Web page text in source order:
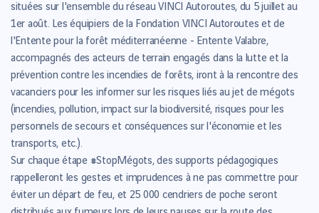
situées sur l'ensemble du réseau VINCI Autoroutes, du 5 juillet au
1er août. Les équipiers de la Fondation VINCI Autoroutes et de
l'Entente pour la forêt méditerranéenne - Entente Valabre,
accompagnés des acteurs de terrain engagés dans la lutte et la
prévention contre les incendies de forêts, iront à la rencontre des
vacanciers pour les informer sur les risques liés au jet de mégots
(incendies, pollution, impact sur la biodiversité, risques pour les
personnels de secours et conséquences sur l'économie et les
transports, etc.).
Sur chaque étape #StopMégots, des supports pédagogiques
rappelleront les gestes et imprudences à ne pas commettre pour
éviter un départ de feu, et 25 000 cendriers de poche seront